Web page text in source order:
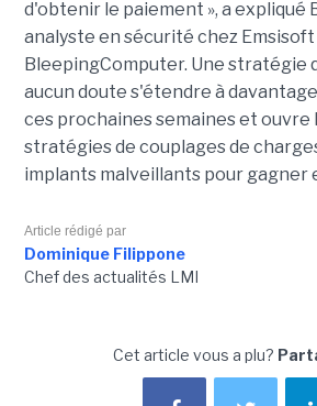
d'obtenir le paiement », a expliqué
analyste en sécurité chez Emsisoft
BleepingComputer. Une stratégie
aucun doute s'étendre à
ces prochaines semaines et ouvre
stratégies de couplages de
implants malveillants pour gagner
Article rédigé par
Dominique Filippone
Chef des actualités LMI
Cet article vous a plu?